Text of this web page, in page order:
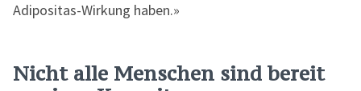
Adipositas-Wirkung haben.»
Nicht alle Menschen sind bereit